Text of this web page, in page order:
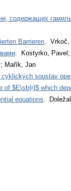
содержащих
Barrieren. Vrkoč,
. Kostyrko, Pavel;
Mařík, Jan
soustav
$E\sb{r}$ which
equations.